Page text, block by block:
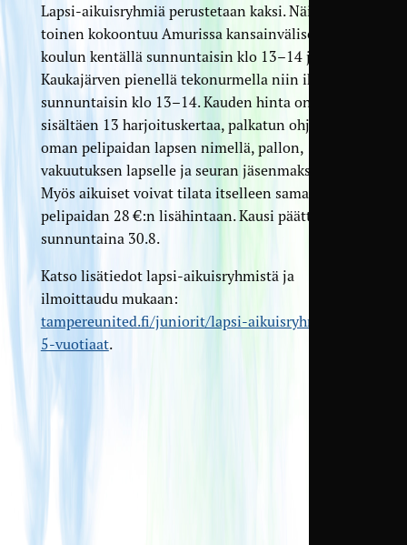
Lapsi-aikuisryhmiä perustetaan kaksi. Näistä
toinen kokoontuu Amurissa kansainvälisen
koulun kentällä sunnuntaisin klo 13–14 ja toinen
Kaukajärven pienellä tekonurmella niin ikään
sunnuntaisin klo 13–14. Kauden hinta on 115 €
sisältäen 13 harjoituskertaa, palkatun ohjaajan,
oman pelipaidan lapsen nimellä, pallon,
vakuutuksen lapselle ja seuran jäsenmaksun.
Myös aikuiset voivat tilata itselleen samanlaisen
pelipaidan 28 €:n lisähintaan. Kausi päättyy
sunnuntaina 30.8.
Katso lisätiedot lapsi-aikuisryhmistä ja
ilmoittaudu mukaan:
tampereunited.fi/juniorit/lapsi-aikuisryhmat-3-
5-vuotiaat.